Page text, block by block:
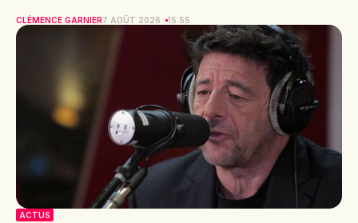
CLÉMENCE GARNIER7 AOÛT 2026 15:55
ACTUS